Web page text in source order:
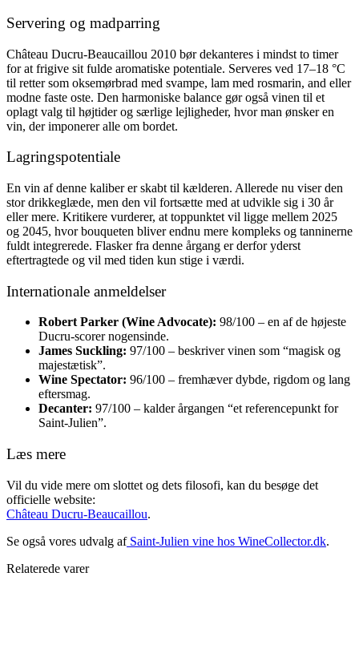
Servering og madparring
Château Ducru-Beaucaillou 2010 bør dekanteres i mindst to timer
for at frigive sit fulde aromatiske potentiale. Serveres ved 17–18 °C
til retter som oksemørbrad med svampe, lam med rosmarin, and eller
modne faste oste. Den harmoniske balance gør også vinen til et
oplagt valg til højtider og særlige lejligheder, hvor man ønsker en
vin, der imponerer alle om bordet.
Lagringspotentiale
En vin af denne kaliber er skabt til kælderen. Allerede nu viser den
stor drikkeglæde, men den vil fortsætte med at udvikle sig i 30 år
eller mere. Kritikere vurderer, at toppunktet vil ligge mellem 2025
og 2045, hvor bouqueten bliver endnu mere kompleks og tanninerne
fuldt integrerede. Flasker fra denne årgang er derfor yderst
eftertragtede og vil med tiden kun stige i værdi.
Internationale anmeldelser
Robert Parker (Wine Advocate): 98/100 – en af de højeste
Ducru-scorer nogensinde.
James Suckling: 97/100 – beskriver vinen som “magisk og
majestætisk”.
Wine Spectator: 96/100 – fremhæver dybde, rigdom og lang
eftersmag.
Decanter: 97/100 – kalder årgangen “et referencepunkt for
Saint-Julien”.
Læs mere
Vil du vide mere om slottet og dets filosofi, kan du besøge det
officielle website:
Château Ducru-Beaucaillou.
Se også vores udvalg afSaint-Julien vine hos WineCollector.dk.
Relaterede varer